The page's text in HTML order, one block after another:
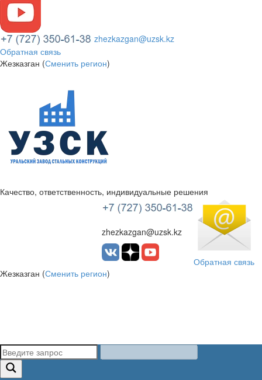
zhezkazgan@uzsk.kz
Обратная связь
Жезказган (Сменить регион)
УЗСК Казахстан
Качество, ответственность, индивидуальные решения
zhezkazgan@uzsk.kz
Обратная связь
Жезказган (Сменить регион)